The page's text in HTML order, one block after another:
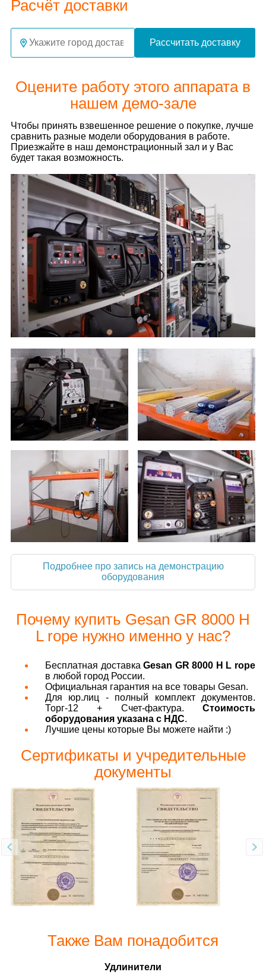
Расчёт доставки
Рассчитать доставку
Оцените работу этого аппарата в
нашем демо-зале
Чтобы принять взвешенное решение о покупке, лучше
сравнить разные модели оборудования в работе.
Приезжайте в наш демонстрационный зал и у Вас
будет такая возможность.
Подробнее про запись на демонстрацию
оборудования
Почему купить Gesan GR 8000 H
L rope нужно именно у нас?
Бесплатная доставкаGesan GR 8000 H L rope
в любой город России.
Официальная гарантия на все товары Gesan.
Для юр.лиц - полный комплект документов.
Торг-12 + Счет-фактура. Стоимость
оборудования указана с НДС.
Лучшие цены которые Вы можете найти :)
Сертификаты и учредительные
документы
Также Вам понадобится
Удлинители